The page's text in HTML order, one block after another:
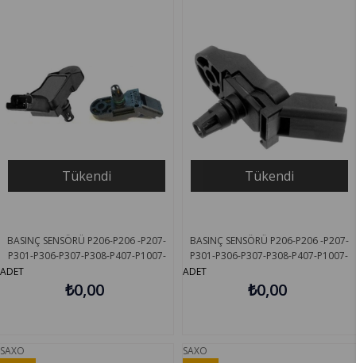
Tükendi
BASINÇ SENSÖRÜ P206-P206 -P207-
P301-P306-P307-P308-P407-P1007-
PARTNER TEPEE-C2-C3-C4-C5-XSARA-
SAXO VERNET MS0110
ADET
₺0,00
Tükendi
BASINÇ SENSÖRÜ P206-P206 -P207-
P301-P306-P307-P308-P407-P1007-
PARTNER TEPEE-C2-C3-C4-C5-XSARA-
SAXO PIERBURG 718222210
ADET
₺0,00
SAXO SAXO